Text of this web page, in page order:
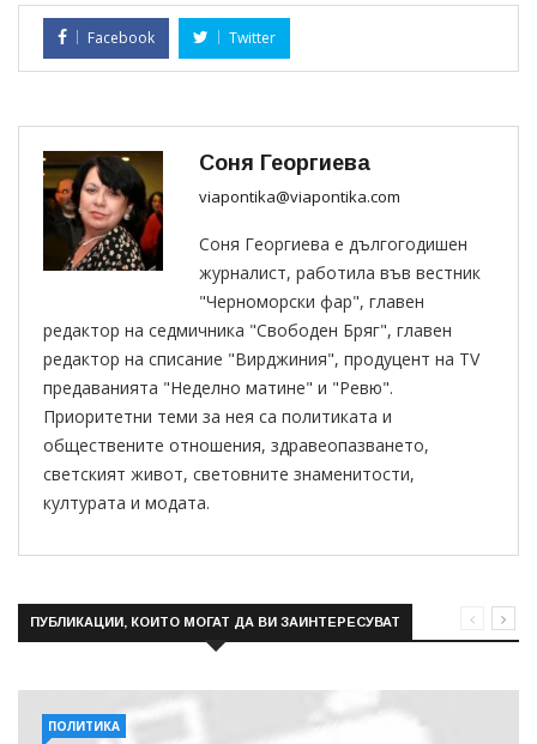
Facebook Twitter
Соня Георгиева
viapontika@viapontika.com
Соня Георгиева е дългогодишен
журналист, работила във вестник
"Черноморски фар", главен
редактор на седмичника "Свободен Бряг", главен
редактор на списание "Вирджиния", продуцент на TV
предаванията "Неделно матине" и "Ревю".
Приоритетни теми за нея са политиката и
обществените отношения, здравеопазването,
светският живот, световните знаменитости,
културата и модата.
ПУБЛИКАЦИИ, КОИТО МОГАТ ДА ВИ ЗАИНТЕРЕСУВАТ
ПОЛИТИКА